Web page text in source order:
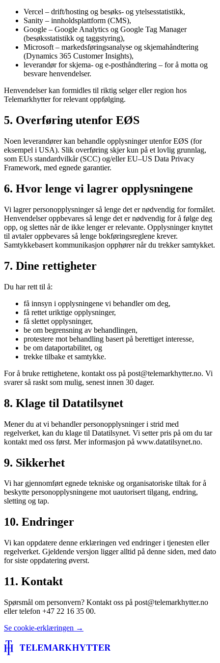
Vercel – drift/hosting og besøks- og ytelsesstatistikk,
Sanity – innholdsplattform (CMS),
Google – Google Analytics og Google Tag Manager
(besøksstatistikk og taggstyring),
Microsoft – markedsføringsanalyse og skjemahåndtering
(Dynamics 365 Customer Insights),
leverandør for skjema- og e-posthåndtering – for å motta og
besvare henvendelser.
Henvendelser kan formidles til riktig selger eller region hos
Telemarkhytter for relevant oppfølging.
5. Overføring utenfor EØS
Noen leverandører kan behandle opplysninger utenfor EØS (for
eksempel i USA). Slik overføring skjer kun på et lovlig grunnlag,
som EUs standardvilkår (SCC) og/eller EU–US Data Privacy
Framework, med egnede garantier.
6. Hvor lenge vi lagrer opplysningene
Vi lagrer personopplysninger så lenge det er nødvendig for formålet.
Henvendelser oppbevares så lenge det er nødvendig for å følge deg
opp, og slettes når de ikke lenger er relevante. Opplysninger knyttet
til avtaler oppbevares så lenge bokføringsreglene krever.
Samtykkebasert kommunikasjon opphører når du trekker samtykket.
7. Dine rettigheter
Du har rett til å:
få innsyn i opplysningene vi behandler om deg,
få rettet uriktige opplysninger,
få slettet opplysninger,
be om begrensning av behandlingen,
protestere mot behandling basert på berettiget interesse,
be om dataportabilitet, og
trekke tilbake et samtykke.
For å bruke rettighetene, kontakt oss på post@telemarkhytter.no. Vi
svarer så raskt som mulig, senest innen 30 dager.
8. Klage til Datatilsynet
Mener du at vi behandler personopplysninger i strid med
regelverket, kan du klage til Datatilsynet. Vi setter pris på om du tar
kontakt med oss først. Mer informasjon på www.datatilsynet.no.
9. Sikkerhet
Vi har gjennomført egnede tekniske og organisatoriske tiltak for å
beskytte personopplysningene mot uautorisert tilgang, endring,
sletting og tap.
10. Endringer
Vi kan oppdatere denne erklæringen ved endringer i tjenesten eller
regelverket. Gjeldende versjon ligger alltid på denne siden, med dato
for siste oppdatering øverst.
11. Kontakt
Spørsmål om personvern? Kontakt oss på post@telemarkhytter.no
eller telefon +47 22 16 35 00.
Se cookie-erklæringen →